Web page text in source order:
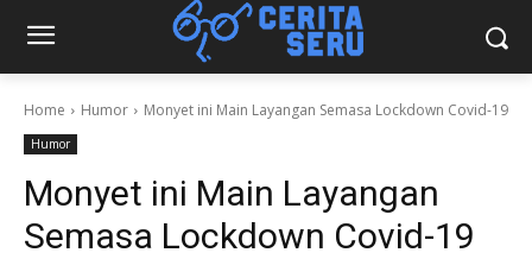
Home Humor Monyet ini Main Layangan Semasa Lockdown Covid-19
Humor
Monyet ini Main Layangan
Semasa Lockdown Covid-19